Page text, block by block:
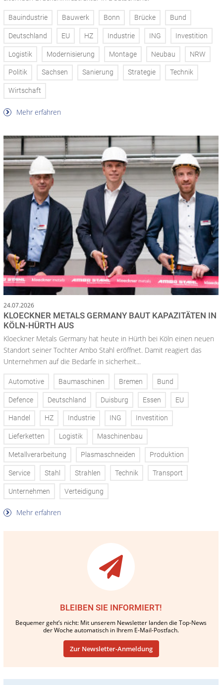
Bauindustrie Bauwerk Bonn Brücke Bund
Deutschland EU HZ Industrie ING Investition
Logistik Modernisierung Montage Neubau NRW
Politik Sachsen Sanierung Strategie Technik
Wirtschaft
Mehr erfahren
24.07.2026
KLOECKNER METALS GERMANY BAUT KAPAZITÄTEN IN
KÖLN-HÜRTH AUS
Kloeckner Metals Germany hat heute in Hürth bei Köln einen neuen
Standort seiner Tochter Ambo Stahl eröffnet. Damit reagiert das
Unternehmen auf die Bedarfe in sicherheit...
Automotive Baumaschinen Bremen Bund
Defence Deutschland Duisburg Essen EU
Handel HZ Industrie ING Investition
Lieferketten Logistik Maschinenbau
Metallverarbeitung Plasmaschneiden Produktion
Service Stahl Strahlen Technik Transport
Unternehmen Verteidigung
Mehr erfahren
BLEIBEN SIE INFORMIERT!
Bequemer geht’s nicht: Mit unserem Newsletter landen die Top-News
der Woche automatisch in Ihrem E-Mail-Postfach.
Zur Newsletter-Anmeldung